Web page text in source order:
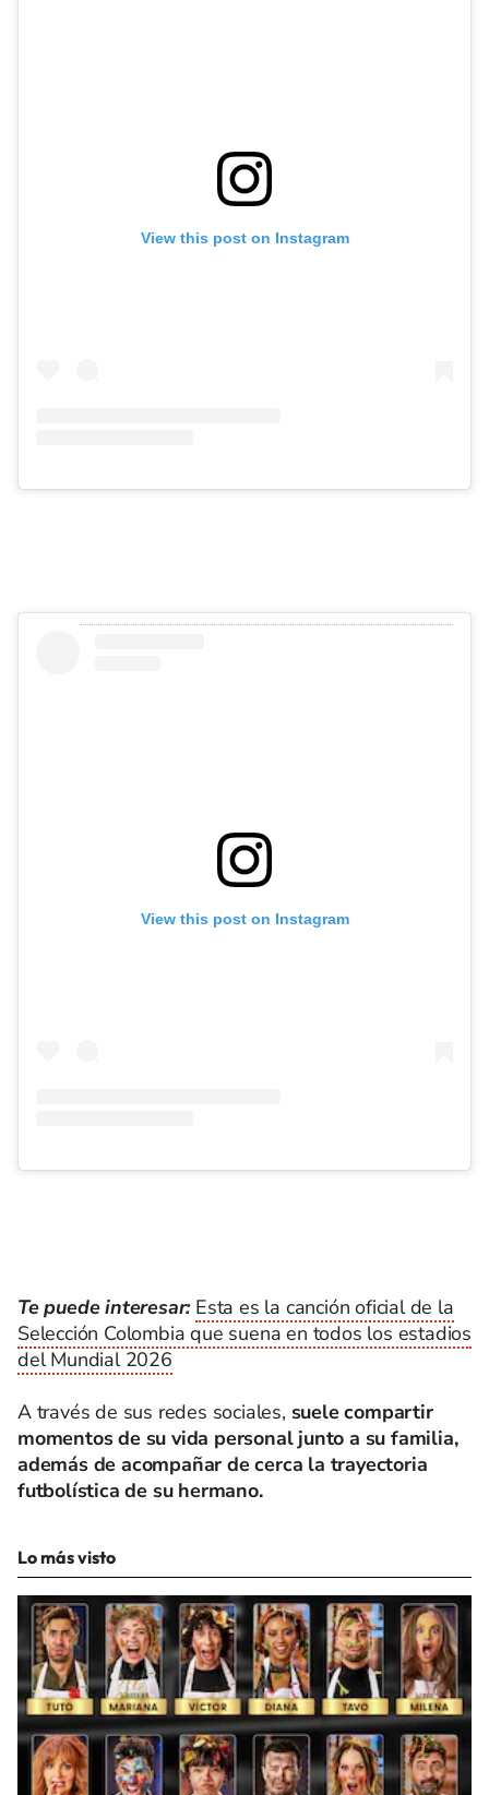
View this post on Instagram
View this post on Instagram
Te puede interesar: Esta es la canción oficial de la
Selección Colombia que suena en todos los estadios
del Mundial 2026
A través de sus redes sociales, suele compartir
momentos de su vida personal junto a su familia,
además de acompañar de cerca la trayectoria
futbolística de su hermano.
Lo más visto